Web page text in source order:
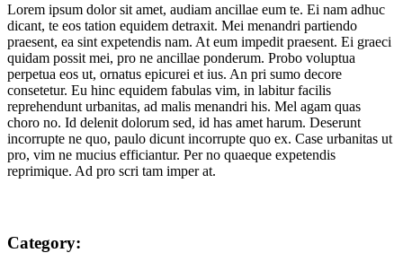
Lorem ipsum dolor sit amet, audiam ancillae eum te. Ei nam adhuc
dicant, te eos tation equidem detraxit. Mei menandri partiendo
praesent, ea sint expetendis nam. At eum impedit praesent. Ei graeci
quidam possit mei, pro ne ancillae ponderum. Probo voluptua
perpetua eos ut, ornatus epicurei et ius. An pri sumo decore
consetetur. Eu hinc equidem fabulas vim, in labitur facilis
reprehendunt urbanitas, ad malis menandri his. Mel agam quas
choro no. Id delenit dolorum sed, id has amet harum. Deserunt
incorrupte ne quo, paulo dicunt incorrupte quo ex. Case urbanitas ut
pro, vim ne mucius efficiantur. Per no quaeque expetendis
reprimique. Ad pro scri tam imper at.
Category: